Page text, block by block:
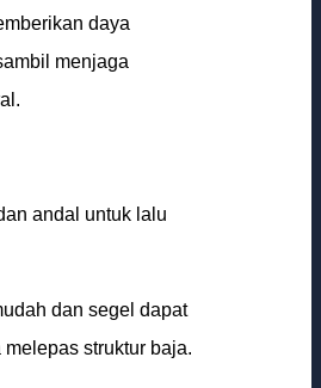
daya
menjaga
andal untuk lalu
dan segel dapat
struktur baja.